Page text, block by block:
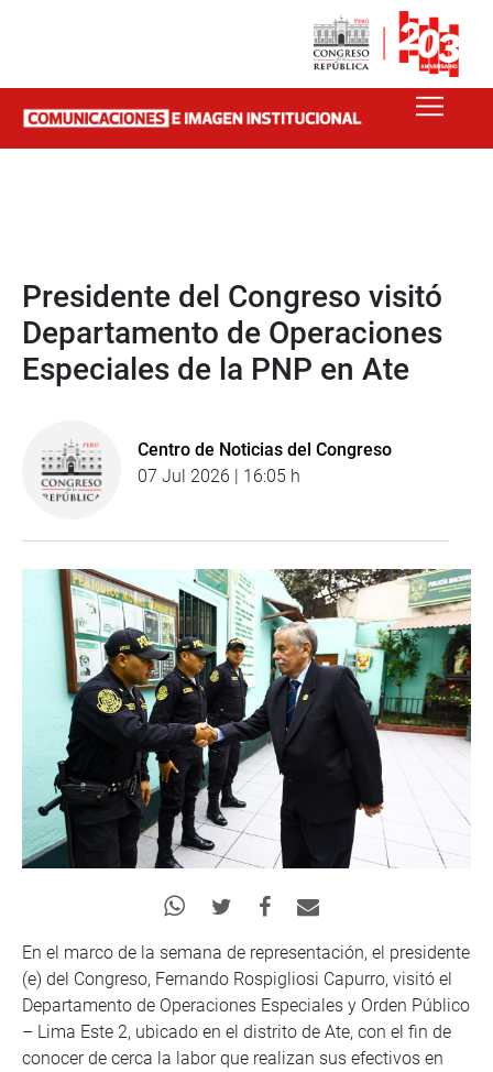
Presidente del Congreso visitó
Departamento de Operaciones
Especiales de la PNP en Ate
Centro de Noticias del Congreso
07 Jul 2026 | 16:05 h
En el marco de la semana de representación, el presidente
(e) del Congreso, Fernando Rospigliosi Capurro, visitó el
Departamento de Operaciones Especiales y Orden Público
– Lima Este 2, ubicado en el distrito de Ate, con el fin de
conocer de cerca la labor que realizan sus efectivos en